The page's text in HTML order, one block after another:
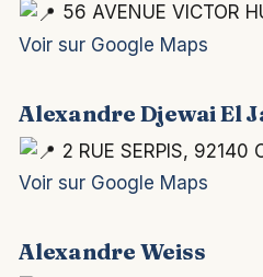
56 AVENUE VICTOR
Voir sur Google Maps
Alexandre Djewai El
2 RUE SERPIS, 92140
Voir sur Google Maps
Alexandre Weiss